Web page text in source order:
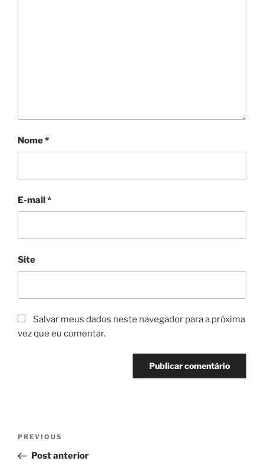
Nome*
E-mail*
Site
Salvar meus dados neste navegador para a próxima
vez que eu comentar.
Navegação
Post
Previous
Post
PREVIOUS
Post anterior